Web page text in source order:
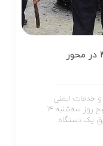
مهار حریق خودروی پژو ۴۰۵ در محور
خدمات ایمنی
شهرداری اراک اعلام کرد: ساعت ۱۰:۰۵ صبح روز سه‌شنبه ۱۴
یک دستگاه